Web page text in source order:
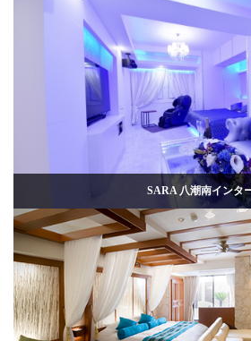
SARA 八潮南インタ